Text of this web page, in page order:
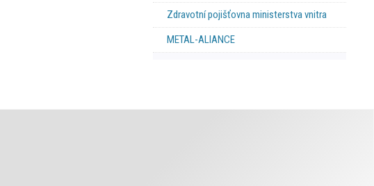
Zdravotní pojišťovna ministerstva vnitra
METAL-ALIANCE